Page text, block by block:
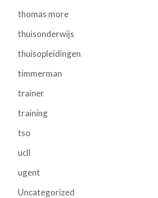
thomas more
thuisonderwijs
thuisopleidingen
timmerman
trainer
training
tso
ucll
ugent
Uncategorized